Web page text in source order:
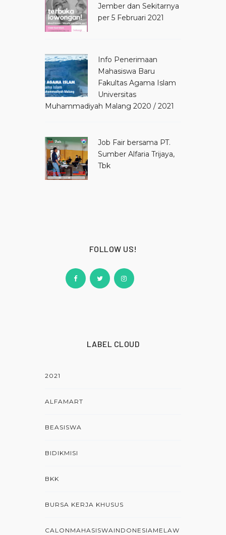
Jember dan Sekitarnya
per 5 Februari 2021
Info Penerimaan
Mahasiswa Baru
Fakultas Agama Islam
Universitas
Muhammadiyah Malang 2020 / 2021
Job Fair bersama PT.
Sumber Alfaria Trijaya,
Tbk
FOLLOW US!
LABEL CLOUD
2021
ALFAMART
BEASISWA
BIDIKMISI
BKK
BURSA KERJA KHUSUS
CALONMAHASISWAINDONESIAMELAW